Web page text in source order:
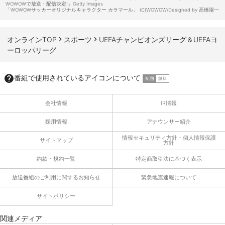
WOWOWで放送・配信決定!」Getty Images
「WOWOWサッカーオリジナルキャラクター カラマール」 (C)WOWOW/Designed by 高橋陽一
オンラインTOP スポーツ
UEFAチャンピオンズリーグ＆UEFAヨ
ーロッパリーグ
番組で使用されているアイコンについて
会社情報 IR情報
採用情報 アナウンサー紹介
サイトマップ 情報セキュリティ方針・個人情報保護
方針
約款・規約一覧 特定商取引法に基づく表示
放送番組のご利用に関するお知らせ 緊急地震速報について
サイトポリシー
関連メディア